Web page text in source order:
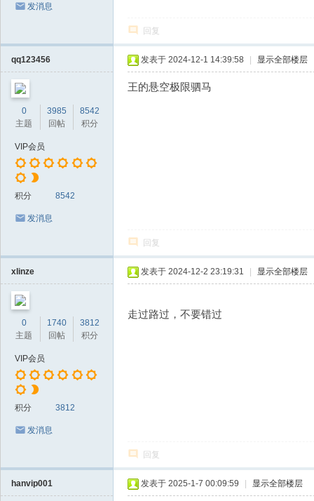
发消息
回复
qq123456
0
主题
3985
回帖
8542
积分
VIP会员
积分 8542
发消息
发表于 2024-12-1 14:39:58 显示全部楼层
王的悬空极限驷马
回复
xlinze
0
主题
1740
回帖
3812
积分
VIP会员
积分 3812
发消息
发表于 2024-12-2 23:19:31 显示全部楼层
走过路过，不要错过
回复
hanvip001 发表于 2025-1-7 00:09:59 显示全部楼层